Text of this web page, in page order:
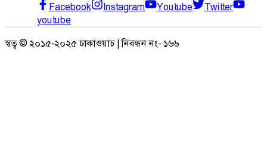
Facebook Instagram Youtube
Twitter
youtube
স্বত্ব © ২০১৫-২০২৫ ঢাকাওয়াচ | নিবন্ধন নং- ১৬৬